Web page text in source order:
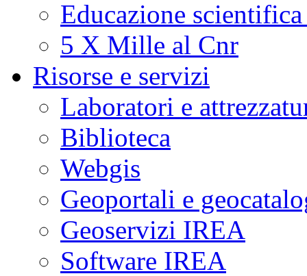
Educazione
5 X Mille al Cnr
Risorse e servizi
Laboratori e
Biblioteca
Webgis
Geoportali e
Geoservizi IREA
Software IREA